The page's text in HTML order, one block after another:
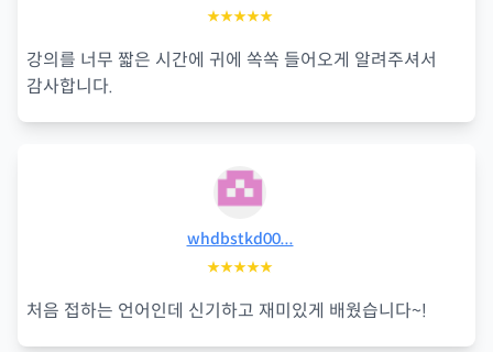
★★★★★
강의를 너무 짧은 시간에 귀에 쏙쏙 들어오게 알려주셔서
감사합니다.
whdbstkd00...
★★★★★
처음 접하는 언어인데 신기하고 재미있게 배웠습니다~!